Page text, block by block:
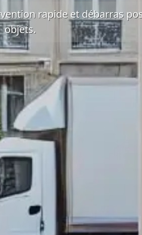
rapide etdébarras
objets.